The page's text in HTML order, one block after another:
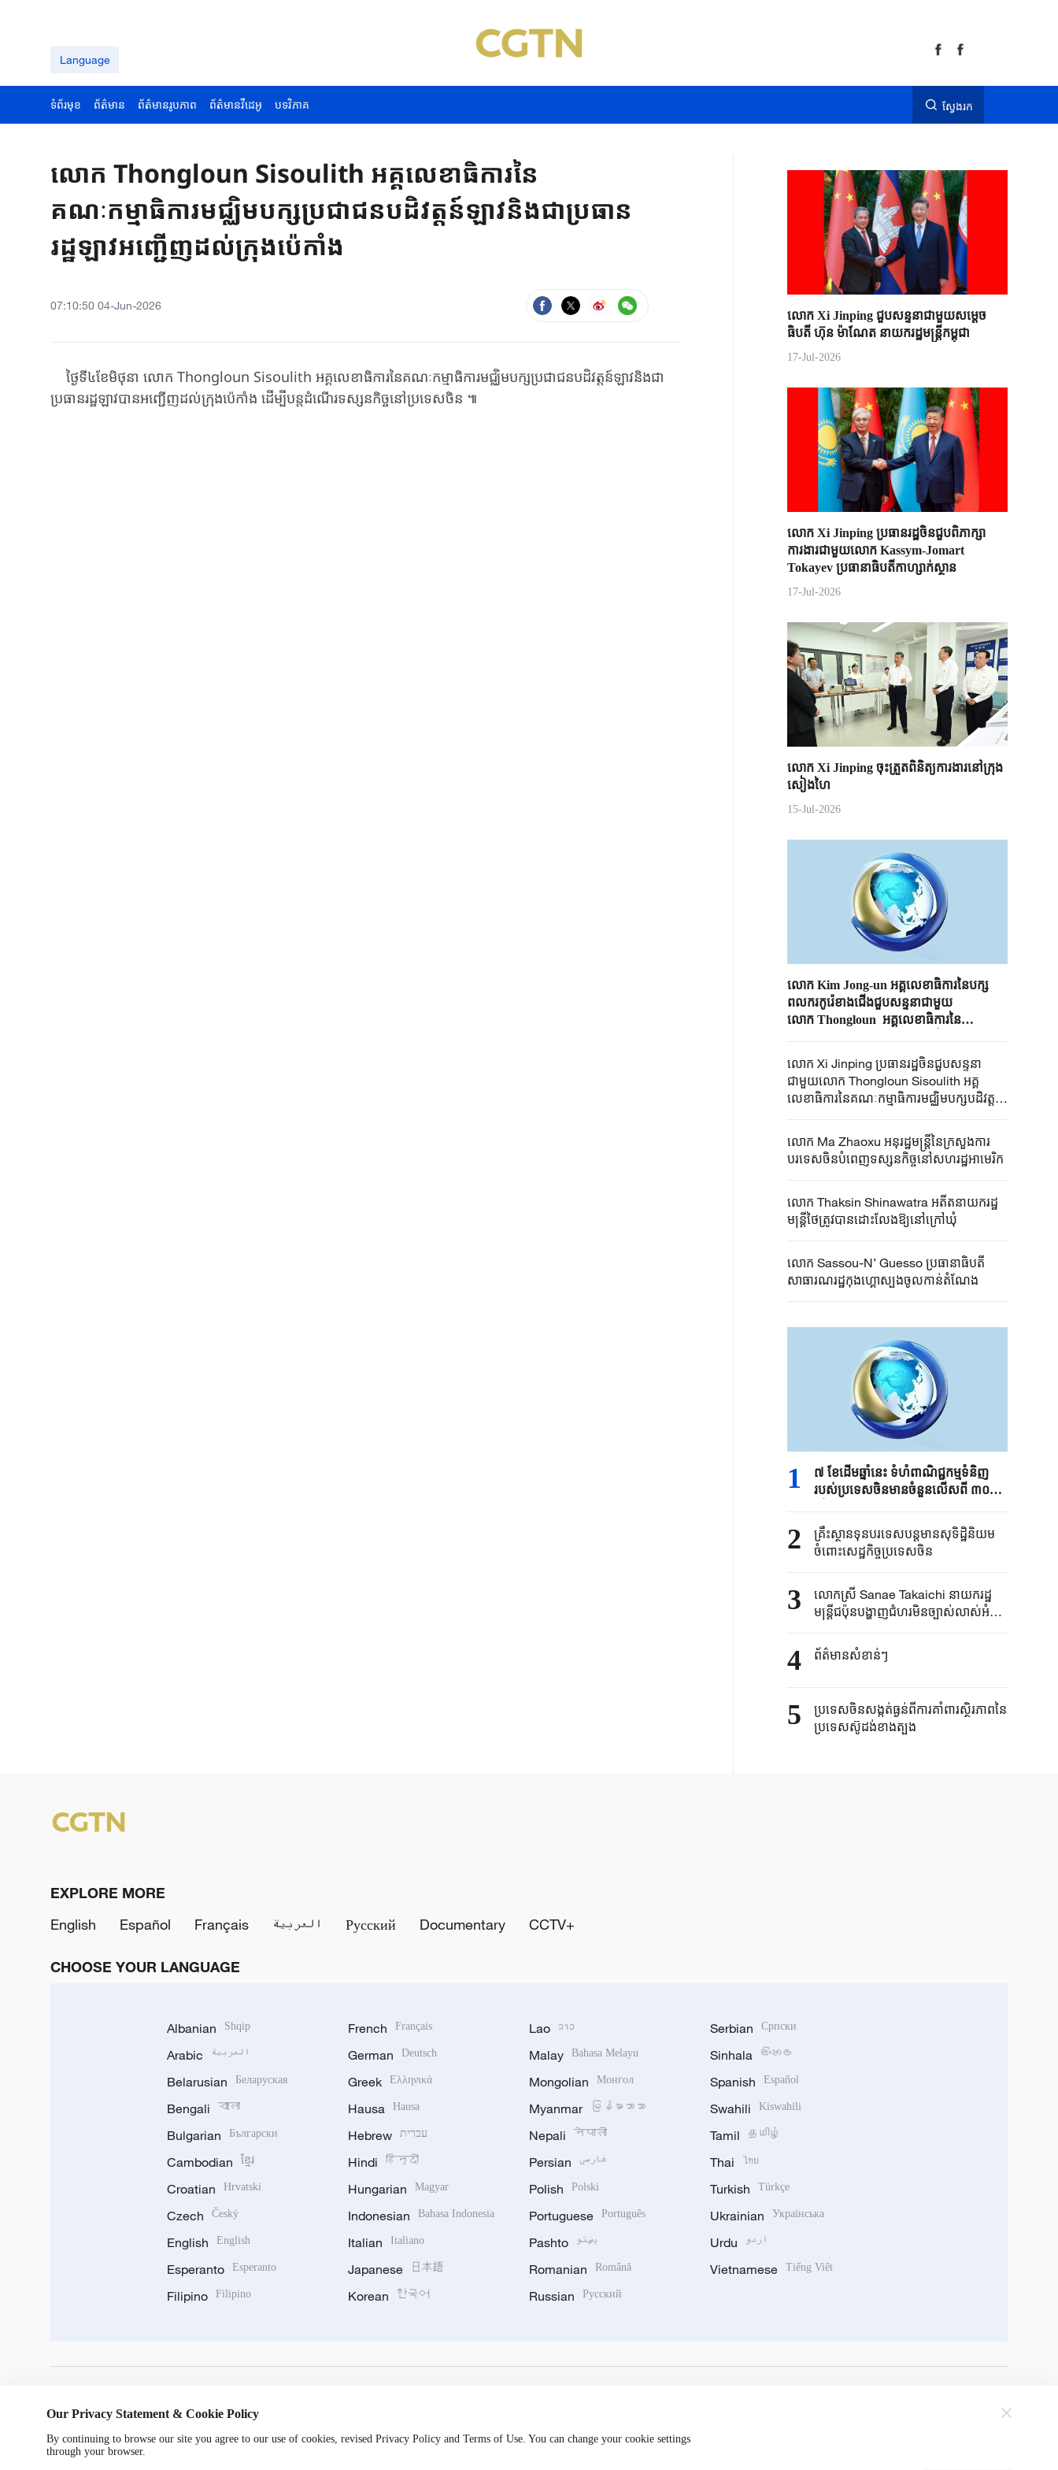
Language
ទំព័រមុខ ព័ត៌មាន ព័ត៌មានរូបភាព ព័ត៌មានវីដេអូ បទវិភាគ ស្វែងរក
លោក​ Thongloun ​Sisoulith ​អគ្គលេខាធិការនៃ​
គណៈកម្មាធិការ​មជ្ឈិមបក្ស​ប្រជាជន​បដិវត្តន៍​ឡាវនិងជា​ប្រធាន
រដ្ឋឡាវ​អញ្ជើញដល់​ក្រុងប៉េកាំង​
07:10:50 04-Jun-2026
ថ្ងៃទី៤ខែមិថុនា ​លោក Thongloun ​Sisoulith ​អគ្គលេខាធិការនៃ​គណៈកម្មាធិការ​មជ្ឈិម​បក្ស​ប្រជាជន​បដិវត្តន៍​ឡាវនិងជា​
ប្រធានរដ្ឋឡាវ​បាន​អញ្ជើញដល់​ក្រុងប៉េកាំង ​ដើម្បីបន្ត​​ដំណើរ​ទស្សនកិច្ច​នៅប្រទេសចិន ៕
លោក Xi Jinping ជួបសន្ទនាជាមួយសម្តេច
ធិបតី ហ៊ុន ម៉ាណែត នាយករដ្ឋមន្ត្រីកម្ពុជា
17-Jul-2026
លោក Xi Jinping ប្រធានរដ្ឋចិន​ជួបពិភាក្សា​
ការងារជាមួយ​លោក Kassym-Jomart ​
Tokayev ​ប្រធានាធិបតី​កាហ្សាក់ស្ថាន​
17-Jul-2026
លោក Xi Jinping ចុះត្រួតពិនិត្យការងារនៅក្រុង
សៀងហៃ
15-Jul-2026
លោក​ Kim Jong-un អគ្គលេខាធិការ​នៃ​បក្ស​
ពល​ករ​កូរ៉េខាងជើង​ជួប​សន្ទនាជាមួយ​
លោក Thongloun អគ្គលេខាធិការនៃ
និងជាប្រធានរដ្ឋឡាវ ដើម្បី​ពិគ្រោះ​ពិភាក្សា​ស្តីពីការ
បង្កើន​​កិច្ច​សហប្រតិបត្តិការ​រវាង​កូរ៉េខាងជើង​និង​
ឡាវ​
លោក Xi ​Jinping ​ប្រធានរដ្ឋចិន​ជួបសន្ទនា​
ជាមួយលោក ​Thongloun ​Sisoulith ​អគ្គ
លេខាធិការនៃ​គណៈកម្មាធិការ​មជ្ឈិមបក្ស​បដិវត្តន៍​
ប្រជាជនឡាវ​និងជាប្រធាន​រដ្ឋ​ឡាវ​
លោក​ Ma Zhaoxu អនុរដ្ឋមន្រ្តី​នៃ​ក្រសួង​ការ
បរទេស​ចិន​បំពេញ​ទស្សនកិច្ច​នៅ​សហរដ្ឋអាមេរិក​
លោក​ Thaksin ​Shinawatra ​អតីត​នាយករដ្ឋ
មន្ត្រី​ថៃ​ត្រូវបាន​ដោះលែង​ឱ្យនៅក្រៅ​ឃុំ​​​
លោក​ Sassou-N’ Guesso ប្រធានាធិបតី
សាធារណរដ្ឋកុងហ្គោស្បងចូលកាន់តំណែង
1
៧ ខែដើមឆ្នាំនេះ ទំហំពាណិជ្ជកម្មទំនិញ
របស់ប្រទេសចិនមានចំនួនលើសពី ៣០
2
គ្រឹះស្ថាន​ទុនបរទេស​បន្តមាន​សុទិដ្ឋិនិយម​
ចំពោះសេដ្ឋកិច្ច​ប្រទេសចិន​​
3
លោកស្រី Sanae ​Takaichi ​នាយករដ្ឋ
មន្ត្រី​ជប៉ុន​បង្ហាញជំហរមិន​ច្បាស់​លាស់​អំពី ​
“គោលការណ៍បី​គ្មាននុយក្លេអ៊ែរ​”​
4 ព័ត៌មានសំខាន់ៗ
5
ប្រទេសចិនសង្កត់ធ្ងន់ពីការគាំពារស្ថិរភាពនៃ
ប្រទេសស៊ូដង់ខាងត្បូង
EXPLORE MORE
English
Español Français العربية Русский Documentary CCTV+
CHOOSE YOUR LANGUAGE
Albanian Shqip
Arabic العربية
Belarusian Беларуская
Bengali বাংলা
Bulgarian Български
Cambodian ខ្មែរ
Croatian Hrvatski
Czech Český
English English
Esperanto Esperanto
Filipino Filipino
French Français
German Deutsch
Greek Ελληνικά
Hausa Hausa
Hebrew עברית
Hindi हिन्दी
Hungarian Magyar
Indonesian Bahasa Indonesia
Italian Italiano
Japanese 日本語
Korean 한국어
Lao ລາວ
Malay Bahasa Melayu
Mongolian Монгол
Myanmar မြန်မာဘာသာ
Nepali नेपाली
Persian فارسی
Polish Polski
Portuguese Português
Pashto پښتو
Romanian Română
Russian Русский
Serbian Српски
Sinhala සිංහල
Spanish Español
Swahili Kiswahili
Tamil தமிழ்
Thai ไทย
Turkish Türkçe
Ukrainian Українська
Urdu اردو
Vietnamese Tiếng Việt
Our Privacy Statement & Cookie Policy
By continuing to browse our site you agree to our use of cookies, revised Privacy Policy and Terms of Use. You can change your cookie settings
through your browser.